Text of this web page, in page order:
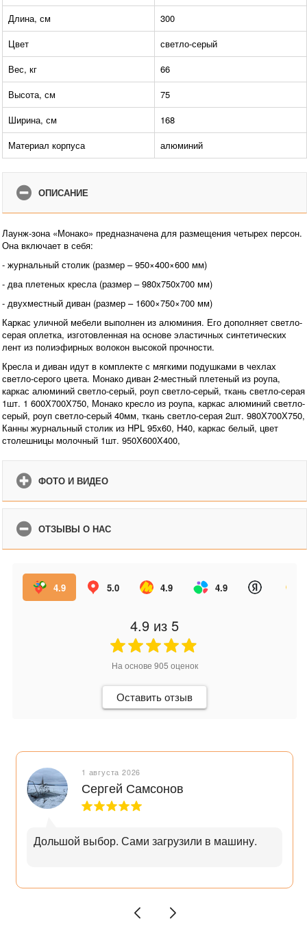
Длина, см
300
Цвет
светло-серый
Вес, кг
66
Высота, см
75
Ширина, см
168
Материал корпуса
алюминий
ОПИСАНИЕ
Лаунж-зона «Монако» предназначена для размещения четырех персон.
Она включает в себя:
- журнальный столик (размер – 950×400×600 мм)
- два плетеных кресла (размер – 980х750х700 мм)
- двухместный диван (размер – 1600×750×700 мм)
Каркас уличной мебели выполнен из алюминия. Его дополняет светло-
серая оплетка, изготовленная на основе эластичных синтетических
лент из полиэфирных волокон высокой прочности.
Кресла и диван идут в комплекте с мягкими подушками в чехлах
светло-серого цвета. Монако диван 2-местный плетеный из роупа,
каркас алюминий светло-серый, роуп светло-серый, ткань светло-серая
1шт. 1 600Х700Х750, Монако кресло из роупа, каркас алюминий светло-
серый, роуп светло-серый 40мм, ткань светло-серая 2шт. 980Х700Х750,
Канны журнальный столик из HPL 95х60, H40, каркас белый, цвет
столешницы молочный 1шт. 950Х600Х400,
ФОТО И ВИДЕО
ОТЗЫВЫ О НАС
4.9 5.0 4.9 4.9
4.9 из 5
На основе 905 оценок
Оставить отзыв
1 августа 2026
Сергей Самсонов
Дольшой выбор. Сами загрузили в машину.